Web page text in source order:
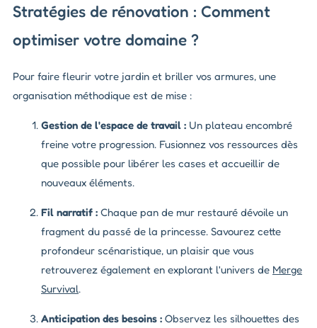
Stratégies de rénovation : Comment
optimiser votre domaine ?
Pour faire fleurir votre jardin et briller vos armures, une
organisation méthodique est de mise :
Gestion de l'espace de travail : Un plateau encombré
freine votre progression. Fusionnez vos ressources dès
que possible pour libérer les cases et accueillir de
nouveaux éléments.
Fil narratif : Chaque pan de mur restauré dévoile un
fragment du passé de la princesse. Savourez cette
profondeur scénaristique, un plaisir que vous
retrouverez également en explorant l'univers de Merge
Survival.
Anticipation des besoins : Observez les silhouettes des